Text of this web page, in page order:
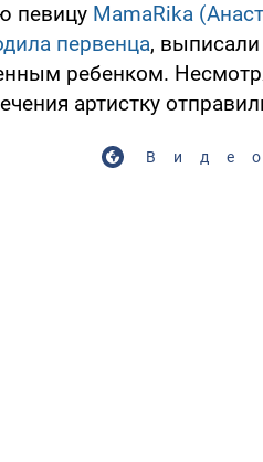
певицу MamaRika
первенца,
ребенком.
артистку